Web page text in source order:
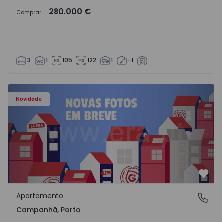
Comprar 280.000 €
3 1 105 122 1 -1
Novidade
Apartamento T3 Porto, Campanhã - 1575504 - 1
Campanhã, Porto
Apartamento
Campanhã, Porto